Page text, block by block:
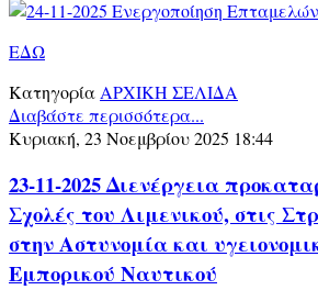
ΕΔΩ
Κατηγορία ΑΡΧΙΚΗ ΣΕΛΙΔΑ
Διαβάστε περισσότερα...
Κυριακή, 23 Νοεμβρίου 2025 18:44
23-11-2025 Διενέργεια
Σχολές του Λιμενικού, στις
στην Αστυνομία και
Εμπορικού Ναυτικού